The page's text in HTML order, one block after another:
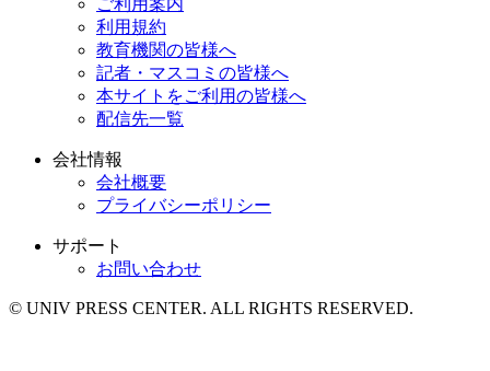
利用規約
教育機関の皆様へ
記者・マスコミの皆様へ
本サイトをご利用の皆様へ
配信先一覧
会社情報
会社概要
プライバシーポリシー
サポート
お問い合わせ
© UNIV PRESS CENTER. ALL RIGHTS RESERVED.